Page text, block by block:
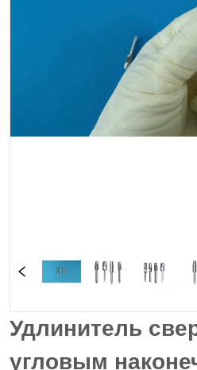
Удлинитель
угловым